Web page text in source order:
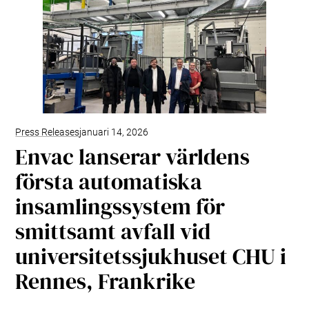
Press Releasesjanuari 14, 2026
Envac lanserar världens
första automatiska
insamlingssystem för
smittsamt avfall vid
universitetssjukhuset CHU i
Rennes, Frankrike